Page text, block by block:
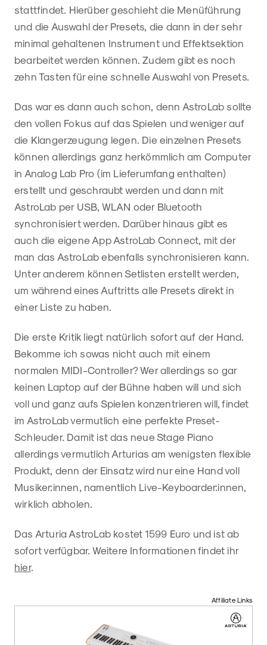
stattfindet. Hierüber geschieht die Menüführung
und die Auswahl der Presets, die dann in der sehr
minimal gehaltenen Instrument und Effektsektion
bearbeitet werden können. Zudem gibt es noch
zehn Tasten für eine schnelle Auswahl von Presets.
Das war es dann auch schon, denn AstroLab sollte
den vollen Fokus auf das Spielen und weniger auf
die Klangerzeugung legen. Die einzelnen Presets
können allerdings ganz herkömmlich am Computer
in Analog Lab Pro (im Lieferumfang enthalten)
erstellt und geschraubt werden und dann mit
AstroLab per USB, WLAN oder Bluetooth
synchronisiert werden. Darüber hinaus gibt es
auch die eigene App AstroLab Connect, mit der
man das AstroLab ebenfalls synchronisieren kann.
Unter anderem können Setlisten erstellt werden,
um während eines Auftritts alle Presets direkt in
einer Liste zu haben.
Die erste Kritik liegt natürlich sofort auf der Hand.
Bekomme ich sowas nicht auch mit einem
normalen MIDI-Controller? Wer allerdings so gar
keinen Laptop auf der Bühne haben will und sich
voll und ganz aufs Spielen konzentrieren will, findet
im AstroLab vermutlich eine perfekte Preset-
Schleuder. Damit ist das neue Stage Piano
allerdings vermutlich Arturias am wenigsten flexible
Produkt, denn der Einsatz wird nur eine Hand voll
Musiker:innen, namentlich Live-Keyboarder:innen,
wirklich abholen.
Das Arturia AstroLab kostet 1599 Euro und ist ab
sofort verfügbar. Weitere Informationen findet ihr
hier.
Affiliate Links